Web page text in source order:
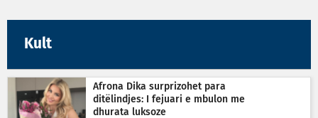
Kult
Afrona Dika surprizohet para
ditëlindjes: I fejuari e mbulon me
dhurata luksoze